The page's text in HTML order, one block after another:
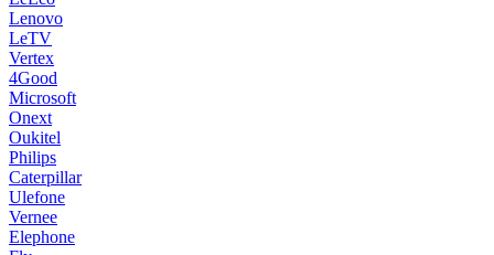
Lenovo
LeTV
Vertex
4Good
Microsoft
Onext
Oukitel
Philips
Caterpillar
Ulefone
Vernee
Elephone